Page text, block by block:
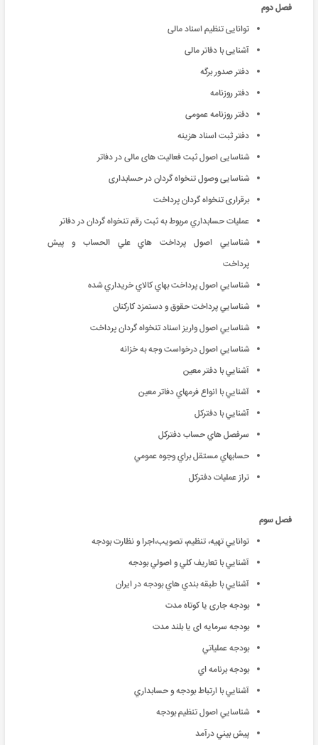
فصل دوم
توانایی تنظیم اسناد مالی
آشنایی با دفاتر مالی
دفتر صدور برگه
دفتر روزنامه
دفتر روزنامه عمومی
دفتر ثبت اسناد هزینه
شناسایی اصول ثبت فعالیت های مالی در دفاتر
شناسایی وصول تنخواه گردان در حسابداری
برقراری تنخواه گردان پرداخت
عمليات حسابداري مربوط به ثبت رقم تنخواه گردان در دفاتر
شناسايي اصول پرداخت هاي علي الحساب و پيش
پرداخت
شناسايي اصول پرداخت بهاي كالاي خريداري شده
شناسايي پرداخت حقوق و دستمزد كاركنان
شناسايي اصول واريز اسناد تنخواه گردان پرداخت
شناسايي اصول درخواست وجه به خزانه
آشنايي با دفتر معين
آشنايي با انواع فرمهاي دفاتر معين
آشنايي با دفتركل
سرفصل هاي حساب دفتركل
حسابهاي مستقل براي وجوه عمومي
تراز عمليات دفتركل
فصل سوم
توانايي تهيه، تنظيم، تصويب،اجرا و نظارت بودجه
آشنايي با تعاريف كلي و اصولي بودجه
آشنايي با طبقه بندي هاي بودجه در ايران
بودجه جاری یا کوتاه مدت
بودجه سرمایه ای یا بلند مدت
بودجه عملياتي
بودجه برنامه اي
آشنايي با ارتباط بودجه و حسابداري
شناسايي اصول تنظيم بودجه
پيش بيني درآمد